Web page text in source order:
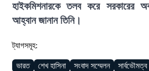
হাইকমিশনারকে তলব করে সরকারের
আহ্বান জানান তিনি।
ট্যাগসমূহ:
ভারত শেখ হাসিনা সংবাদ সম্মেলন সার্বভৌমত্ব